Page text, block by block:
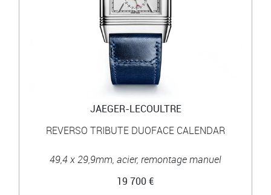
JAEGER-LECOULTRE
REVERSO TRIBUTE DUOFACE CALENDAR
49,4 x 29,9mm, acier, remontage manuel
19 700 €